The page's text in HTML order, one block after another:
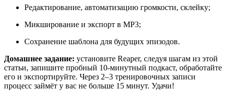
Редактирование, автоматизацию громкости, склейку;
Микширование и экспорт в MP3;
Сохранение шаблона для будущих эпизодов.
Домашнее задание: установите Reaper, следуя шагам из этой
статьи, запишите пробный 10-минутный подкаст, обработайте
его и экспортируйте. Через 2–3 тренировочных записи
процесс займёт у вас не больше 15 минут. Удачи!